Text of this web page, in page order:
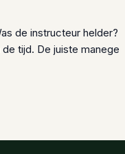
de instructeur helder?
tijd. De juiste manege